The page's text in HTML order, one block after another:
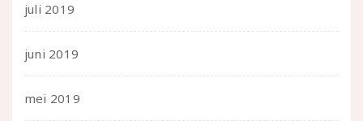
juli 2019
juni 2019
mei 2019